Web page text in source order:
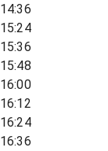
14:36
15:24
15:36
15:48
16:00
16:12
16:24
16:36